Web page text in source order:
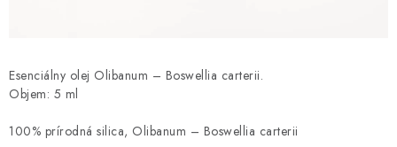
Kontakty
Esenciálny olej Olibanum – Boswellia carterii.
Objem: 5 ml
100% prírodná silica, Olibanum – Boswellia carterii